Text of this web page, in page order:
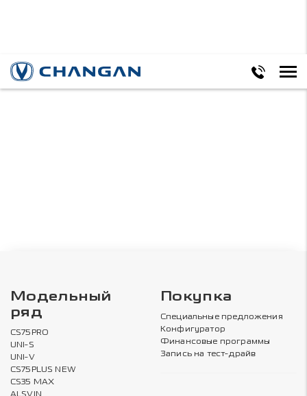
Модельный
ряд
CS75PRO
UNI-S
UNI-V
CS75PLUS NEW
CS35 MAX
ALSVIN
Покупка
Специальные предложения
Конфигуратор
Финансовые программы
Запись на тест-драйв